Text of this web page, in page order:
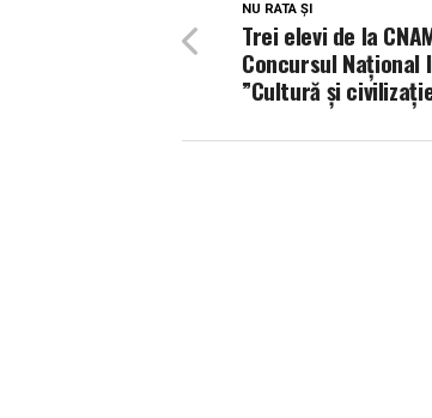
NU RATA ȘI
Trei elevi de la
Concursul
”Cultură și